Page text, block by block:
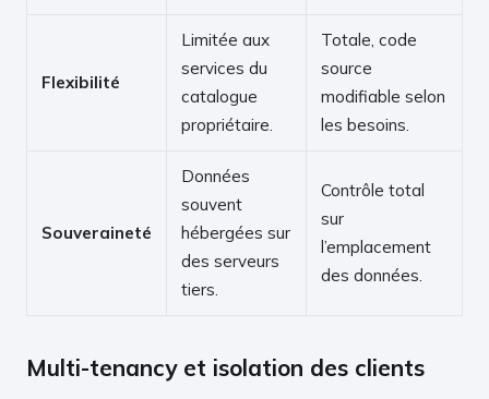
Flexibilité
Limitée aux
services du
catalogue
propriétaire.
Totale, code
source
modifiable selon
les besoins.
Souveraineté
Données
souvent
hébergées sur
des serveurs
tiers.
Contrôle total
sur
l’emplacement
des données.
Multi-tenancy et isolation des clients